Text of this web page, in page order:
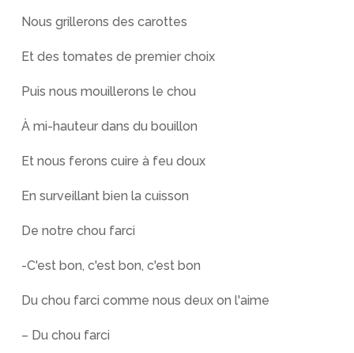
Nous grillerons des carottes
Et des tomates de premier choix
Puis nous mouillerons le chou
À mi-hauteur dans du bouillon
Et nous ferons cuire à feu doux
En surveillant bien la cuisson
De notre chou farci
-C'est bon, c'est bon, c'est bon
Du chou farci comme nous deux on l'aime
– Du chou farci